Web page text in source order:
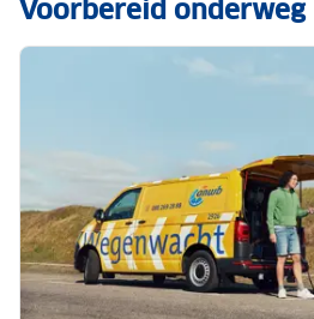
Voorbereid onderweg